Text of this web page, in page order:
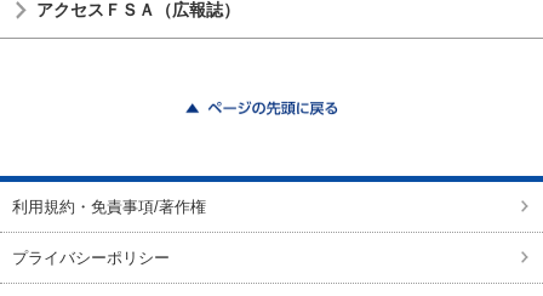
アクセスＦＳＡ（広報誌）
利用規約・免責事項/著作権
プライバシーポリシー